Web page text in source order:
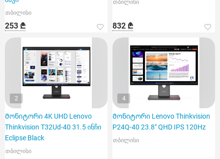
თბილისი
253 ₾
თბილისი
832 ₾
2
Მონიტორი 4K UHD Lenovo
Thinkvision T32Ud-40 31.5 ინჩი
Eclipse Black
თბილისი
4
Მონიტორი Lenovo Thinkvision
P24Q-40 23.8" QHD IPS 120Hz
თბილისი